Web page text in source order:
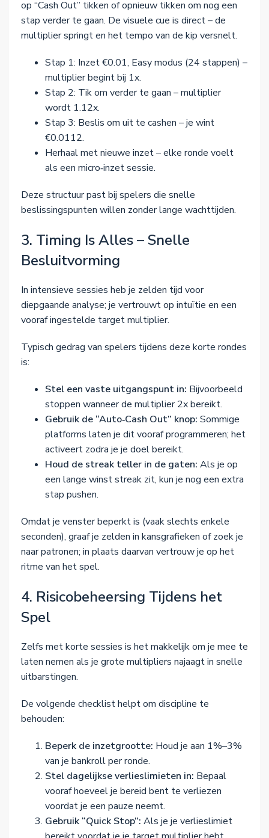
op “Cash Out” tikken of opnieuw tikken om nog een
stap verder te gaan. De visuele cue is direct – de
multiplier springt en het tempo van de kip versnelt.
Stap 1: Inzet €0.01, Easy modus (24 stappen) –
multiplier begint bij 1x.
Stap 2: Tik om verder te gaan – multiplier
wordt 1.12x.
Stap 3: Beslis om uit te cashen – je wint
€0.0112.
Herhaal met nieuwe inzet – elke ronde voelt
als een micro‑inzet sessie.
Deze structuur past bij spelers die snelle
beslissingspunten willen zonder lange wachttijden.
3. Timing Is Alles – Snelle
Besluitvorming
In intensieve sessies heb je zelden tijd voor
diepgaande analyse; je vertrouwt op intuïtie en een
vooraf ingestelde target multiplier.
Typisch gedrag van spelers tijdens deze korte rondes
is:
Stel een vaste uitgangspunt in: Bijvoorbeeld
stoppen wanneer de multiplier 2x bereikt.
Gebruik de “Auto‑Cash Out” knop: Sommige
platforms laten je dit vooraf programmeren; het
activeert zodra je je doel bereikt.
Houd de streak teller in de gaten: Als je op
een lange winst streak zit, kun je nog een extra
stap pushen.
Omdat je venster beperkt is (vaak slechts enkele
seconden), graaf je zelden in kansgrafieken of zoek je
naar patronen; in plaats daarvan vertrouw je op het
ritme van het spel.
4. Risicobeheersing Tijdens het
Spel
Zelfs met korte sessies is het makkelijk om je mee te
laten nemen als je grote multipliers najaagt in snelle
uitbarstingen.
De volgende checklist helpt om discipline te
behouden:
Beperk de inzetgrootte: Houd je aan 1%–3%
van je bankroll per ronde.
Stel dagelijkse verlieslimieten in: Bepaal
vooraf hoeveel je bereid bent te verliezen
voordat je een pauze neemt.
Gebruik “Quick Stop”: Als je je verlieslimiet